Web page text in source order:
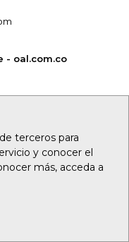
terceros para
y conocer el
más, acceda a
- oal.com.co